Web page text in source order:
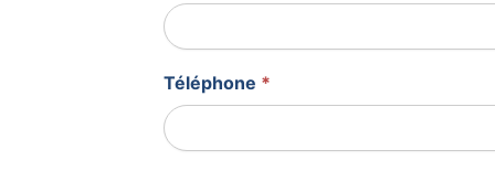
Téléphone *